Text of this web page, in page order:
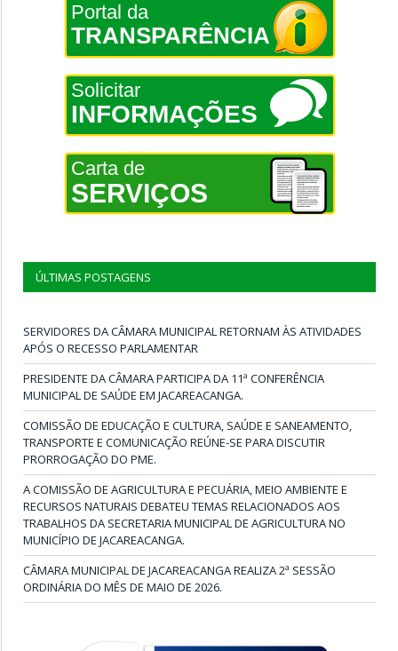
Portal da
TRANSPARÊNCIA
Solicitar
INFORMAÇÕES
Carta de
SERVIÇOS
ÚLTIMAS POSTAGENS
SERVIDORES DA CÂMARA MUNICIPAL RETORNAM ÀS ATIVIDADES
APÓS O RECESSO PARLAMENTAR
PRESIDENTE DA CÂMARA PARTICIPA DA 11ª CONFERÊNCIA
MUNICIPAL DE SAÚDE EM JACAREACANGA.
COMISSÃO DE EDUCAÇÃO E CULTURA, SAÚDE E SANEAMENTO,
TRANSPORTE E COMUNICAÇÃO REÚNE-SE PARA DISCUTIR
PRORROGAÇÃO DO PME.
A COMISSÃO DE AGRICULTURA E PECUÁRIA, MEIO AMBIENTE E
RECURSOS NATURAIS DEBATEU TEMAS RELACIONADOS AOS
TRABALHOS DA SECRETARIA MUNICIPAL DE AGRICULTURA NO
MUNICÍPIO DE JACAREACANGA.
CÂMARA MUNICIPAL DE JACAREACANGA REALIZA 2ª SESSÃO
ORDINÁRIA DO MÊS DE MAIO DE 2026.